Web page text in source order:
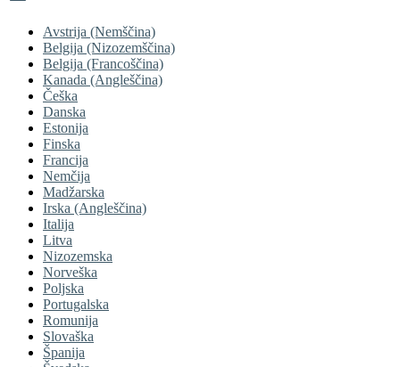
Avstrija (Nemščina)
Belgija (Nizozemščina)
Belgija (Francoščina)
Kanada (Angleščina)
Češka
Danska
Estonija
Finska
Francija
Nemčija
Madžarska
Irska (Angleščina)
Italija
Litva
Nizozemska
Norveška
Poljska
Portugalska
Romunija
Slovaška
Španija